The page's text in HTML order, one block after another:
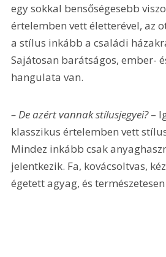
egy sokkal bensőségesebb
értelemben vett életterével, az
a stílus inkább a családi
Sajátosan barátságos, ember-
hangulata van.
– De azért vannak stílusjegyei? –
klasszikus értelemben vett
Mindez inkább csak
jelentkezik. Fa, kovácsoltvas,
égetett agyag, és